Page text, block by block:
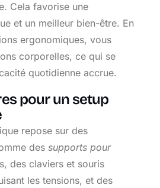
Cela favorise une
et un meilleur bien-être. En
ergonomiques, vous
corporelles, ce qui se
quotidienne accrue.
pour un setup
repose sur des
des supports pour
des claviers et souris
les tensions, et des